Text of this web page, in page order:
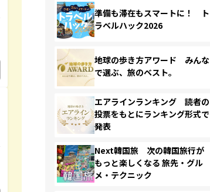
準備も滞在もスマートに！ ト
ラベルハック2026
地球の歩き方アワード みんな
で選ぶ、旅のベスト。
エアラインランキング 読者の
投票をもとにランキング形式で
発表
Next韓国旅 次の韓国旅行が
もっと楽しくなる 旅先・グル
メ・テクニック